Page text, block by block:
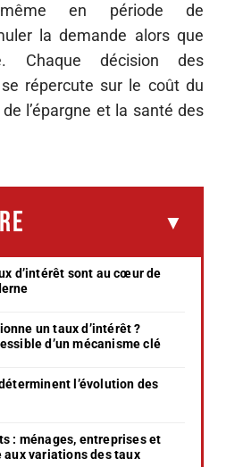
même en période de
la demande alors que
Chaque décision des
répercute sur le coût du
l’épargne et la santé des
d’intérêt sont au cœur de
un taux d’intérêt ?
d’un mécanisme clé
l’évolution des
: ménages, entreprises et
aux variations des taux